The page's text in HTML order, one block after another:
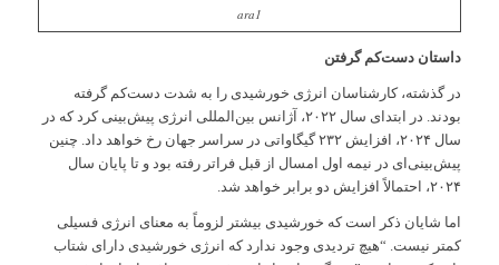
ara1
داستان دست‌کم گرفتن
در گذشته، کارشناسان انرژی خورشیدی را به شدت دست‌کم گرفته
بودند. در ابتدای سال ۲۰۲۲، آژانس بین‌المللی انرژی پیش‌بینی کرد که در
سال ۲۰۲۴، افزایش ۲۳۲ گیگاواتی در سراسر جهان رخ خواهد داد. چنین
پیش‌بینی‌ای در نیمه اول امسال از قبل فراتر رفته بود و تا پایان سال
۲۰۲۴، احتمالاً افزایش دو برابر خواهد شد.
اما شایان ذکر است که خورشیدی بیشتر لزوماً به معنای انرژی فسیلی
کمتر نیست. “هیچ تردیدی وجود ندارد که انرژی خورشیدی دارای شتاب